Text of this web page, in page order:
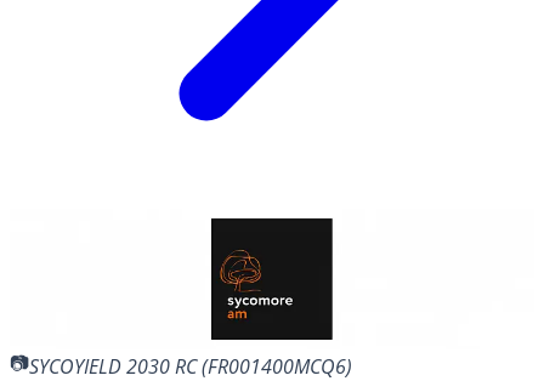
SYCOYIELD 2030 RC (FR001400MCQ6)